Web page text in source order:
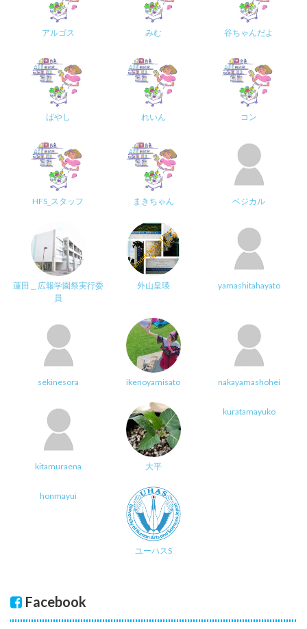
アルゴス みむ 谷ちゃんだよ
ばやし れいん コン
HFS_スタッフ まきちゃん ベジカル
蓮田＿広報学園祭実行委
員
外山皇瑛 yamashitahayato
sekinesora ikenoyamisato nakayamashohei
kitamuraena 大平
kuratamayuko
honmayui
ユーハスS
Facebook